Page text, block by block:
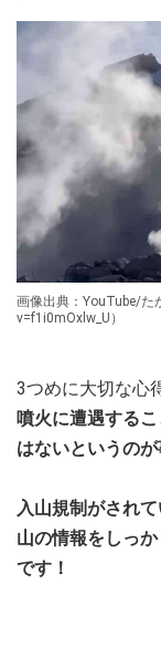
画像出典：YouTube/
v=f1i0mOxlw_U）
3つめに大切な心
噴火に遭遇する
はないというのが
入山規制がされ
山の情報をしっ
です！